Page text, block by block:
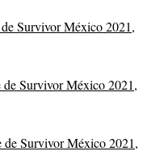
Survivor México 2021,
de Survivor México 2021,
de Survivor México 2021,